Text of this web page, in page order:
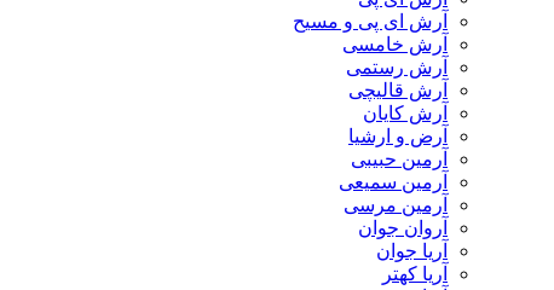
آرش ای پی و مسیح
آرش خامسی
آرش رستمی
آرش قالیچی
آرش کایان
​آرض و ارشیا
آرمین حبیبی
آرمین سمیعی
آرمین مرسی
آروان جوان
آریا جوان
آریا کهتر